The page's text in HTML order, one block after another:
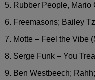
5. Rubber People, Mario
6. Freemasons; Bailey
7. Motte – Feel the Vibe
8. Serge Funk – You
9. Ben Westbeech;